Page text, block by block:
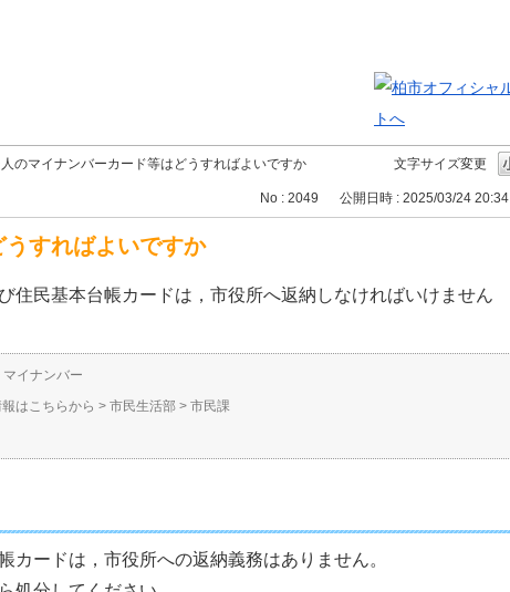
文字サイズ変更
のマイナンバーカード等はどうすればよいですか
No : 2049 公開日時 : 2025/03/24 20:34
すればよいですか
住民基本台帳カードは，市役所へ返納しなければいけません
マイナンバー
はこちらから > 市民生活部 > 市民課
ードは，市役所への返納義務はありません。